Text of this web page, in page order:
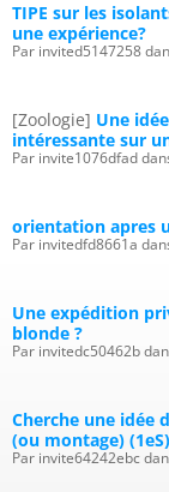
TIPE sur les
une expérience?
Par invited5147258
[Zoologie] Une
intéressante sur
Par invite1076dfad
orientation apres
Par invitedfd8661a
Une expédition
blonde ?
Par invitedc50462b
Cherche une idée
(ou montage) (1eS)
Par invite64242ebc